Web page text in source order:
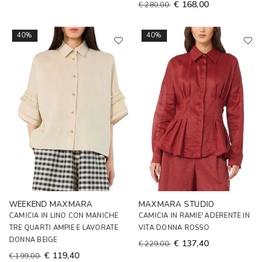
€ 280,00 € 168,00
40%
WEEKEND MAXMARA
CAMICIA IN LINO CON MANICHE
TRE QUARTI AMPIE E LAVORATE
DONNA BEIGE
€ 199,00 € 119,40
40%
MAXMARA STUDIO
CAMICIA IN RAMIE' ADERENTE IN
VITA DONNA ROSSO
€ 229,00 € 137,40